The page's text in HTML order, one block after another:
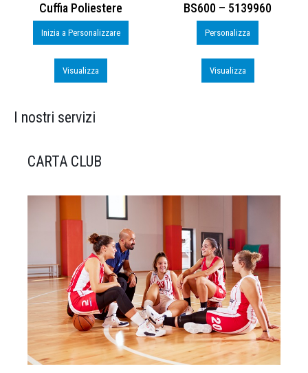
Cuffia Poliestere
Inizia a Personalizzare
Visualizza
BS600 – 5139960
Personalizza
Visualizza
I nostri servizi
CARTA CLUB